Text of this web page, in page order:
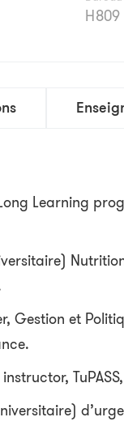
H809
Long Learning
Gestion et